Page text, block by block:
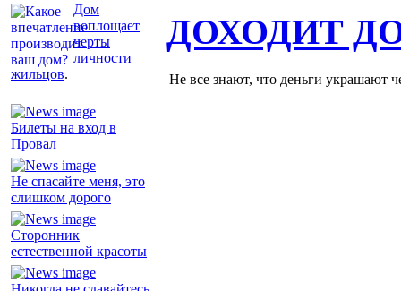
Дом
воплощает
черты
личности
жильцов.
Билеты на вход в
Провал
Не спасайте меня, это
слишком дорого
Сторонник
естественной красоты
ДОХОДИТ
Не все знают, что деньги украшают